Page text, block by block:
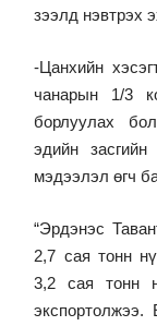
зээлд нэвтрэх
-Цанхийн
чанарын 1/3
борлуулах
эдийн
мэдээлэл өгч
“Эрдэнэс
2,7 сая тонн
3,2 сая тонн
экспортолжээ.